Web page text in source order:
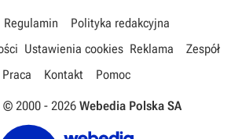
Regulamin
Polityka redakcyjna
Ustawienia cookies Reklama
Zespół
Praca
Kontakt Pomoc
© 2000 - 2026 Webedia Polska SA